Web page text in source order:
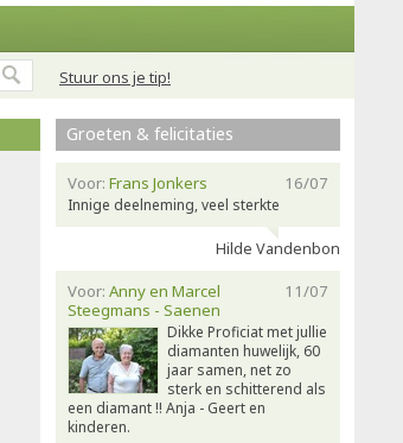
Stuur ons je tip!
Groeten & felicitaties
16/07
Voor: Frans Jonkers
Innige deelneming, veel sterkte
Hilde Vandenbon
11/07
Voor: Anny en Marcel
Steegmans - Saenen
Dikke Proficiat met jullie
diamanten huwelijk, 60
jaar samen, net zo
sterk en schitterend als
een diamant !! Anja - Geert en
kinderen.